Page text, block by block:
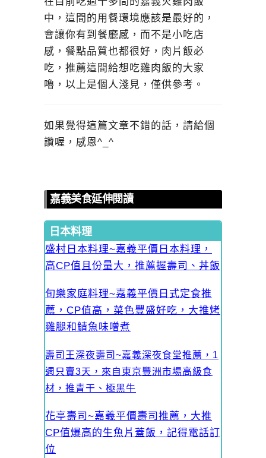
中，這間的用餐環境應該是最好的，
會讓你有到餐廳感，而不是小吃店
感，餐點品質也都很好，肉片飯必
吃，推薦這間給想吃雞肉飯的大家
嚕，以上是個人淺見，僅供參考。
如果覺得這篇文章不錯的話，請給個
讚喔，感恩^_^
嘉義美食延伸閱讀
日本料理
盛村日本料理~嘉義平價日本料理，
高CP值且份量大，推薦握壽司、丼飯
旬樂家庭料理~嘉義平價日式定食推
薦，CP值高，菜色豐盛好吃，大推烤
雞腿和鯖魚味噌煮
壽司王深夜壽司~嘉義深夜食堂推薦，1
週只賣3天，來自東京豐洲市場高級食
材，推青干、極黑牛
花亭壽司~嘉義平價壽司推薦，大推
CP值爆高的生魚片蓋飯，記得電話訂
位